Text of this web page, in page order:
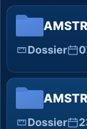
Dossier
Dossier